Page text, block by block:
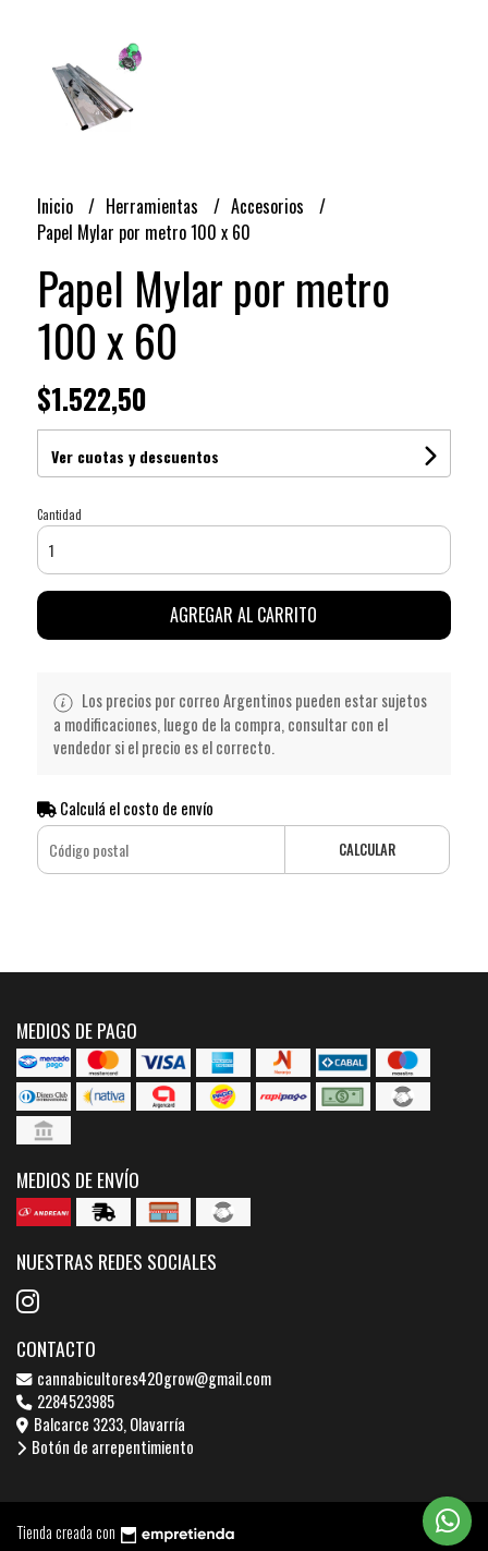
Inicio Herramientas
Accesorios
Papel Mylar por metro 100 x 60
Papel Mylar por metro
100 x 60
$1.522,50
Ver cuotas y descuentos
Cantidad
AGREGAR AL CARRITO
Los precios por correo Argentinos pueden estar sujetos
a modificaciones, luego de la compra, consultar con el
vendedor si el precio es el correcto.
Calculá el costo de envío
CALCULAR
MEDIOS DE PAGO
MEDIOS DE ENVÍO
NUESTRAS REDES SOCIALES
CONTACTO
cannabicultores420grow@gmail.com
2284523985
Balcarce 3233, Olavarría
Botón de arrepentimiento
Tienda creada con